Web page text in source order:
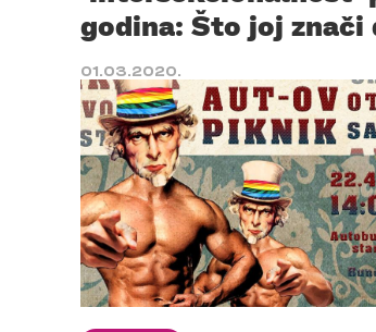
godina: Što joj znači
01.03.2020.